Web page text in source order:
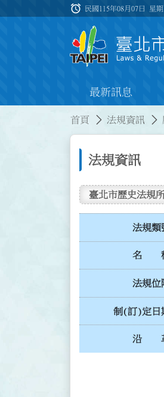
:::
alarm 民國115年08月07日 星
最新訊息
首頁 法規資訊
法規資訊
臺北市歷史法規
法規類
名
法規位
制(訂)定日
沿